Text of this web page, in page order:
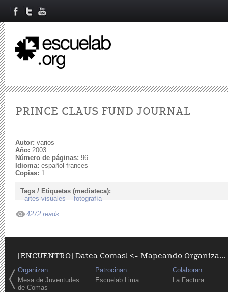
PRINCE CLAUS FUND JOURNAL
Autor: varios
Año: 2003
Número de páginas: 96
Idioma: español-frances
Copias: 1
Tags / Etiquetas (mediateca):
artes visuales
fotografía
4272 reads
[ENCUENTRO] Datea Comas! <- Mapeando Organiza...
Organizan
Mesa de Juventudes
de Comas
Patrocinan
Escuelab Lima
Colaboran
La Factura